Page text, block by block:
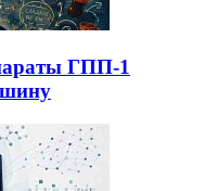
ГПП-1